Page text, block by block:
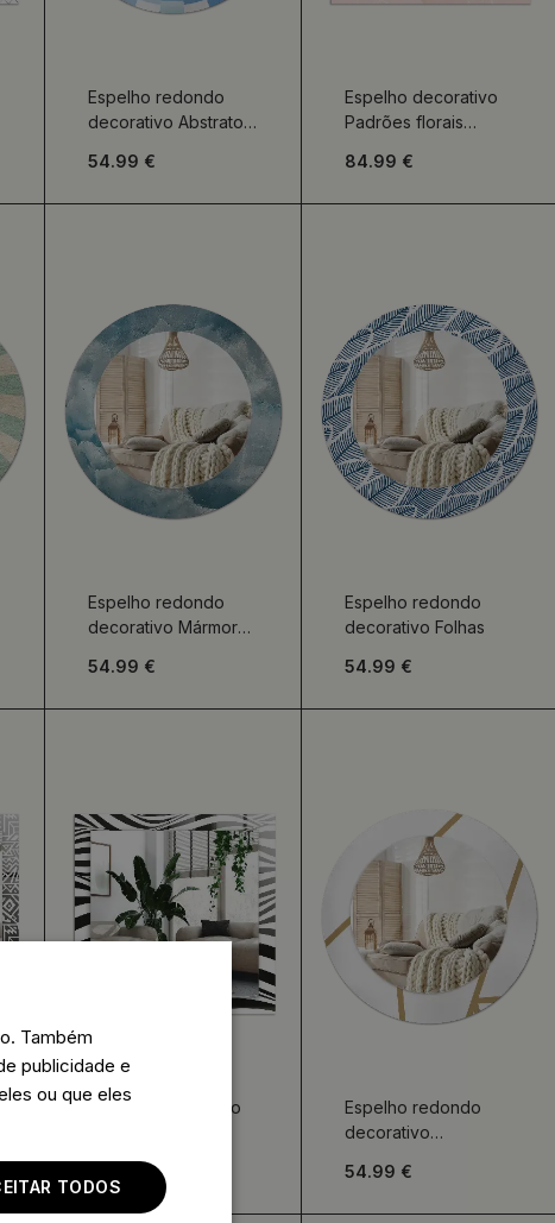
Espelho redondo
decorativo Abstrato
54.99 €
Espelho decorativo
Padrões florais
84.99 €
Espelho redondo
decorativo Mármore
54.99 €
Espelho redondo
decorativo Folhas
54.99 €
Espelho decorativo
brancas
84.99 €
Espelho redondo
decorativo
54.99 €
Também
publicidade e
ou que eles
TODOS